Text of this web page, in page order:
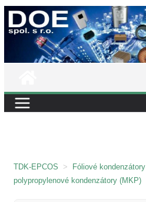
Přeskočit
na
TDK-EPCOS > Fóliové kondenzátory
polypropylenové kondenzátory (MKP)